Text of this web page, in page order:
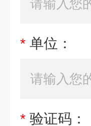
* 单位：
* 验证码：